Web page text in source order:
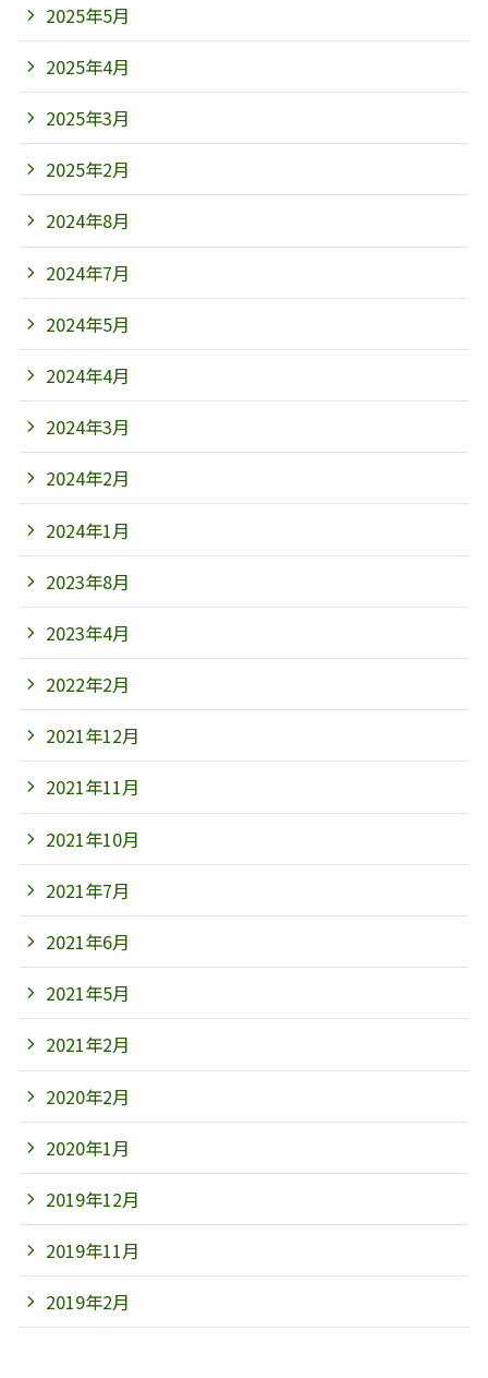
2025年5月
2025年4月
2025年3月
2025年2月
2024年8月
2024年7月
2024年5月
2024年4月
2024年3月
2024年2月
2024年1月
2023年8月
2023年4月
2022年2月
2021年12月
2021年11月
2021年10月
2021年7月
2021年6月
2021年5月
2021年2月
2020年2月
2020年1月
2019年12月
2019年11月
2019年2月